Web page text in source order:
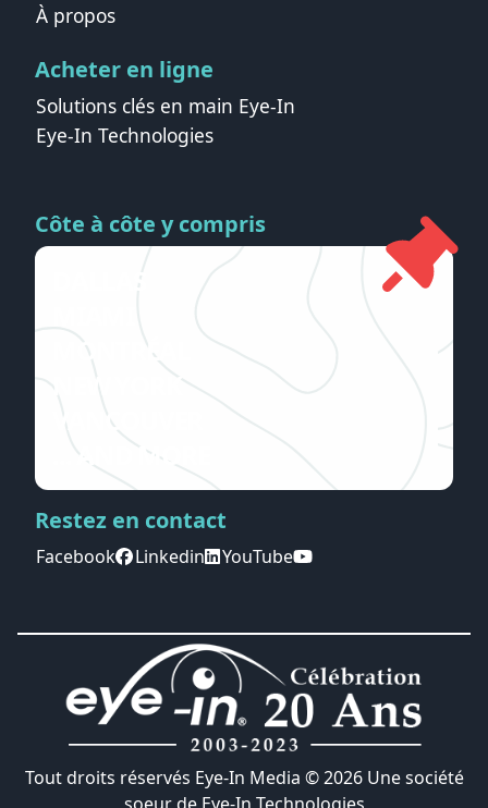
À propos
Acheter en ligne
Solutions clés en main Eye-In
Eye-In Technologies
Côte à côte y compris
Restez en contact
Facebook Linkedin YouTube
Tout droits réservés Eye-In Media ©2026 Une société